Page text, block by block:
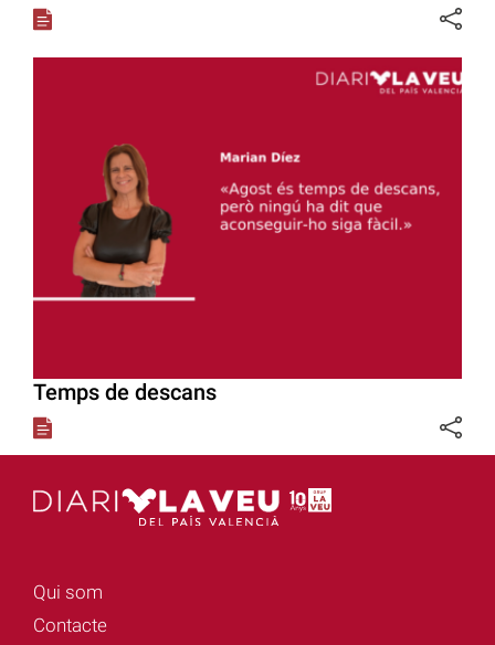
Temps de descans
Qui som
Contacte